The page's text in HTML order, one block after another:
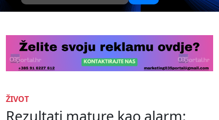
ŽIVOT
Rezultati mature kao alarm: